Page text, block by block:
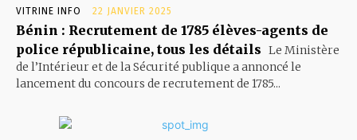
VITRINE INFO 22 JANVIER 2025
Bénin : Recrutement de 1785 élèves-agents de
police républicaine, tous les détails Le Ministère
de l’Intérieur et de la Sécurité publique a annoncé le
lancement du concours de recrutement de 1785...